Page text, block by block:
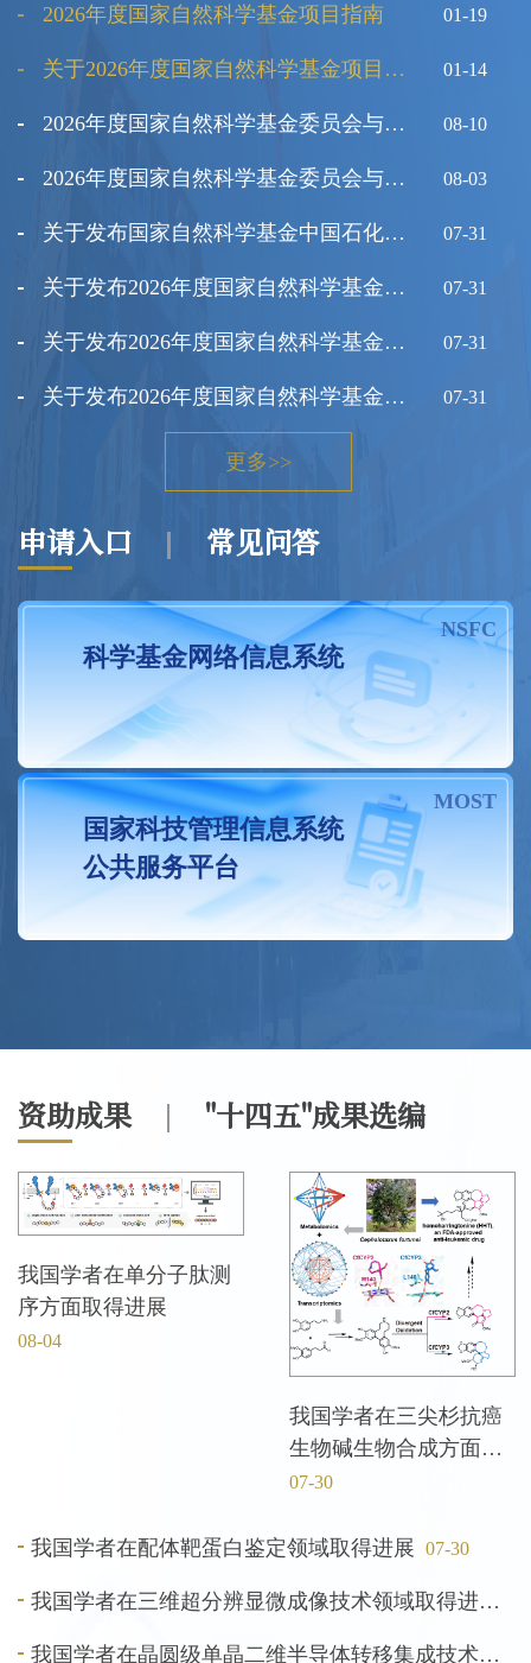
更多>>
2026年度国家自然科学基金项目指南 01-19
关于2026年度国家自然科学基金项目申请与结题等有关事项的通告 01-14
2026年度国家自然科学基金委员会与伊朗国家科学基金会双边研讨会项目指南 08-10
2026年度国家自然科学基金委员会与埃及科学研究技术院合作研究项目指南 08-03
关于发布国家自然科学基金中国石化基础研究联合基金重大专项2026年度项目指南的通告 07-31
关于发布2026年度国家自然科学基金指南引导类原创探索计划项目“岩石圈与固体力学：多场多尺度实验观测与物理本构”申请指南的通告 07-31
关于发布2026年度国家自然科学基金指南引导类原创探索计划项目“跨圈层多尺度地球流体动力学：新技术、新理论与新范式”申请指南的通告 07-31
关于发布2026年度国家自然科学基金气象联合基金“量子技术气象应用”领域申请指南的通告 07-31
国家自然科学基金委员会交叉科学部关于2026年度专项项目（科技活动项目）申请的通告 07-24
关于发布2026年度国家自然科学基金长江水科学研究联合基金项目指南的通告
关于发布国家重点研发计划“发育编程及其代谢调节”“合成生物学”重点专项2026年度项目申报指南的通告 07-21
关于发布2026年度国家自然科学基金指南引导类原创探索计划项目——“变革性手性化学测量方法”项目申请指南的通告
申请入口 常见问答
科学基金网络信息系统
NSFC
国家科技管理信息系统
公共服务平台
MOST
资助成果 "十四五"成果选编
我国学者在单分子肽测
序方面取得进展
08-04
我国学者在三尖杉抗癌
生物碱生物合成方面取
得进展
07-30
我国学者在配体靶蛋白鉴定领域取得进展 07-30
我国学者在三维超分辨显微成像技术领域取得进展
我国学者在晶圆级单晶二维半导体转移集成技术领域取得进展